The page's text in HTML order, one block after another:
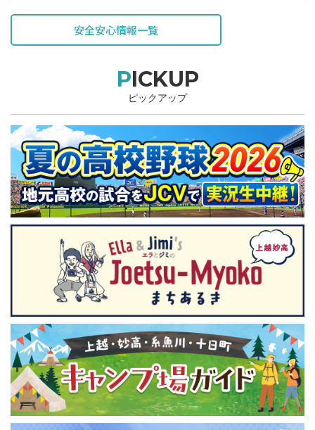
安全安心情報一覧
PICKUP
ピックアップ